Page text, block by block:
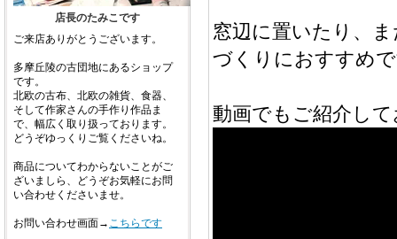
店長のたみこです
ご来店ありがとうございます。
多摩丘陵の古団地にあるショップ
です。
北欧の古布、北欧の雑貨、食器、
そして作家さんの手作り作品ま
で、幅広く取り扱っております。
どうぞゆっくりご覧くださいね。
商品についてわからないことがご
ざいましら、どうぞお気軽にお問
い合わせくださいませ。
お問い合わせ画面→ こちらです
窓辺に置いたり、
づくりにおすすめ
動画でもご紹介し